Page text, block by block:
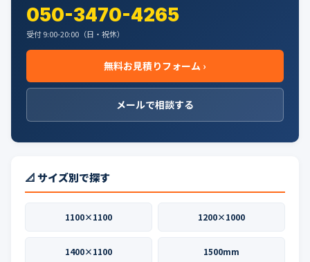
050-3470-4265
受付 9:00-20:00（日・祝休）
無料お見積りフォーム ›
メールで相談する
📐 サイズ別で探す
1100×1100 1200×1000
1400×1100 1500mm